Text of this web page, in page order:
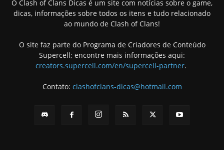
O Clash of Clans Dicas é um site com notícias sobre o game,
dicas, informações sobre todos os itens e tudo relacionado
ao mundo de Clash of Clans!
O site faz parte do Programa de Criadores de Conteúdo
Supercell; encontre mais informações aqui:
creators.supercell.com/en/supercell-partner.
Contato: clashofclans-dicas@hotmail.com